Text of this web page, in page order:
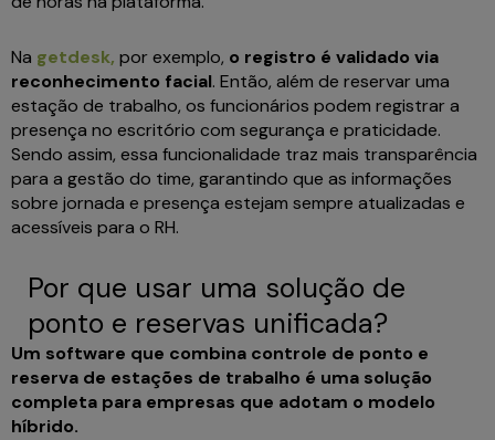
Na getdesk, por exemplo, o registro é validado via
reconhecimento facial. Então, além de reservar uma
estação de trabalho, os funcionários podem registrar a
presença no escritório com segurança e praticidade.
Sendo assim, essa funcionalidade traz mais transparência
para a gestão do time, garantindo que as informações
sobre jornada e presença estejam sempre atualizadas e
acessíveis para o RH.
Por que usar uma solução de
ponto e reservas unificada?
Um software que combina controle de ponto e
reserva de estações de trabalho é uma solução
completa para empresas que adotam o modelo
híbrido.